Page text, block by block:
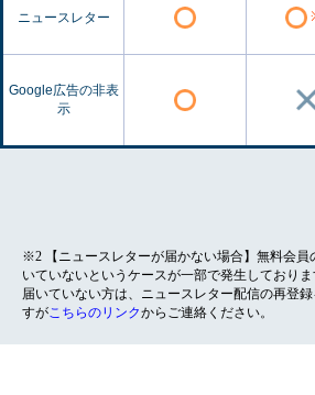
ニュースレター
Google広告の非表
示
※2 【ニュースレターが届かない場合】無料会員
いていないというケースが一部で発生しておりま
届いていない方は、ニュースレター配信の再登
すがこちらのリンクからご連絡ください。